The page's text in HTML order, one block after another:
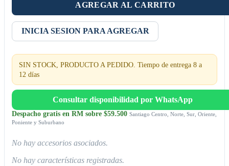
AGREGAR AL CARRITO
INICIA SESION PARA AGREGAR
SIN STOCK, PRODUCTO A PEDIDO. Tiempo de entrega 8 a
12 días
Consultar disponibilidad por WhatsApp
Despacho gratis en RM sobre $59.500 Santiago Centro, Norte, Sur, Oriente,
Poniente y Suburbano
No hay accesorios asociados.
No hay características registradas.